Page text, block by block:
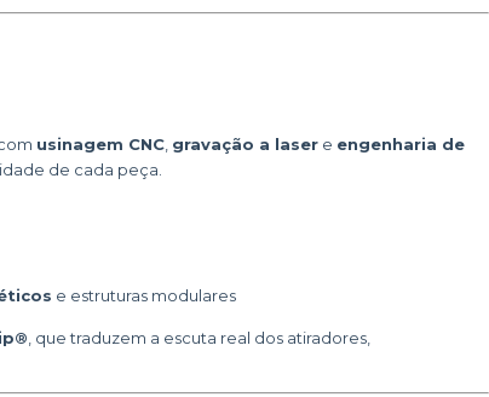
usinagem CNC gravação a laser e engenharia de
de cada peça.
e estruturas modulares
, que traduzem a escuta real dos atiradores,